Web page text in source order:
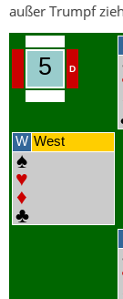
außer Trumpf